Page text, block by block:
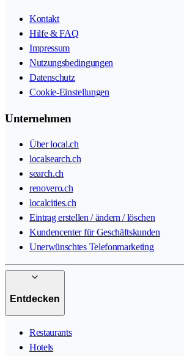
Kontakt
Hilfe & FAQ
Impressum
Nutzungsbedingungen
Datenschutz
Cookie-Einstellungen
Unternehmen
Über local.ch
localsearch.ch
search.ch
renovero.ch
localcities.ch
Eintrag erstellen / ändern / löschen
Kundencenter für Geschäftskunden
Unerwünschtes Telefonmarketing
Entdecken
Restaurants
Hotels